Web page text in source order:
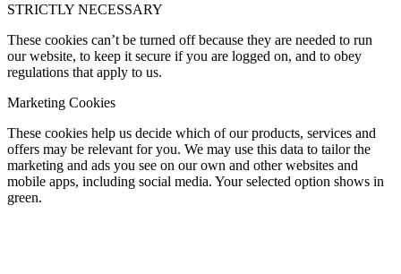
STRICTLY NECESSARY
These cookies can’t be turned off because they are needed to run
our website, to keep it secure if you are logged on, and to obey
regulations that apply to us.
Marketing Cookies
These cookies help us decide which of our products, services and
offers may be relevant for you. We may use this data to tailor the
marketing and ads you see on our own and other websites and
mobile apps, including social media. Your selected option shows in
green.